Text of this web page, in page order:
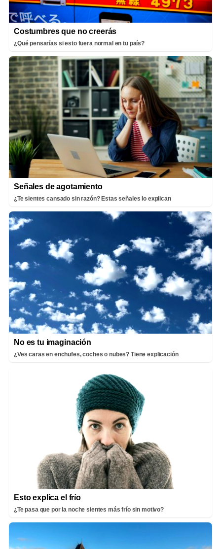
Costumbres que no creerás
¿Qué pensarías si esto fuera normal en tu país?
Señales de agotamiento
¿Te sientes cansado sin razón? Estas señales lo explican
No es tu imaginación
¿Ves caras en enchufes, coches o nubes? Tiene explicación
Esto explica el frío
¿Te pasa que por la noche sientes más frío sin motivo?